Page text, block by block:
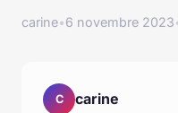
carine•6 novembre 2023
C carine